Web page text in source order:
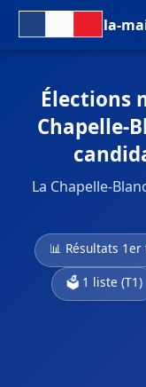
la-
Élections
Chapelle-
La Chapelle-
📊 Résultats
🗳️ 1 liste (T1)